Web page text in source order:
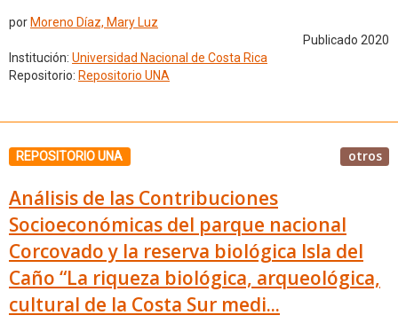
por Moreno Díaz, Mary Luz
Publicado 2020
Institución: Universidad Nacional de Costa Rica
Repositorio: Repositorio UNA
REPOSITORIO UNA otros
Análisis de las Contribuciones
Socioeconómicas del parque nacional
Corcovado y la reserva biológica Isla del
Caño “La riqueza biológica, arqueológica,
cultural de la Costa Sur medi...